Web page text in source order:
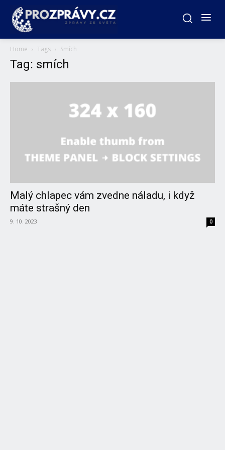
Home Tags Smích
Tag: smích
Malý chlapec vám zvedne náladu, i když
máte strašný den
9. 10. 2023 0